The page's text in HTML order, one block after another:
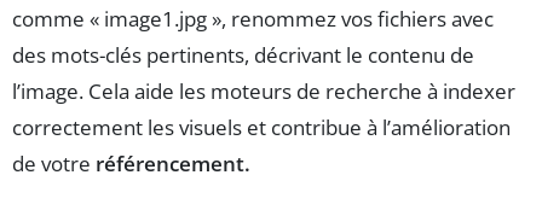
comme « image1.jpg », renommez vos fichiers avec
des mots-clés pertinents, décrivant le contenu de
l’image. Cela aide les moteurs de recherche à indexer
correctement les visuels et contribue à l’amélioration
de votre référencement.